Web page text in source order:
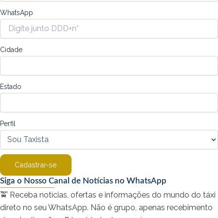
WhatsApp
Cidade
Estado
Perfil
Cadastrar-se
Siga o Nosso Canal de Notícias no WhatsApp
🚖 Receba notícias, ofertas e informações do mundo do táxi
direto no seu WhatsApp. Não é grupo, apenas recebimento